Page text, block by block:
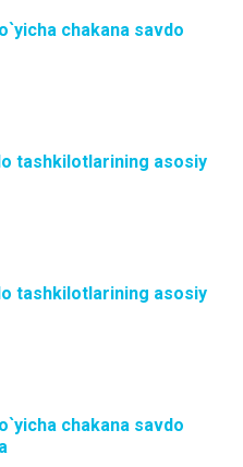
chakana savdo
tashkilotlarining asosiy
tashkilotlarining asosiy
chakana savdo